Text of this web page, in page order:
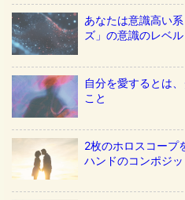
あなたは意識高い
ズ」の意識のレベル
自分を愛するとは
こと
2枚のホロスコープ
ハンドのコンポジ